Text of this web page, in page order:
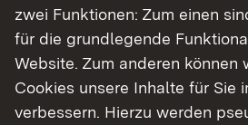
Kontakt
Datenschutz
Erklärung zur Barrierefreiheit
Impressum
zwei Funktionen: Zum einen
für die grundlegende
Website. Zum anderen können
Cookies unsere Inhalte für Sie
verbessern. Hierzu werden